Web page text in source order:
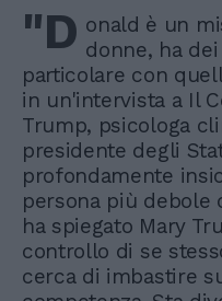
"D onald è un
donne, ha
particolare con
in un'intervista a Il
Trump, psicologa
presidente degli
profondamente
persona più debole
ha spiegato Mary
controllo di se
cerca di imbastire